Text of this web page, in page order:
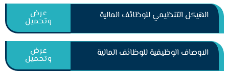
الهيكل التنظيمي للوظائف المالية عرض
وتحميل
الاوصاف الوظيفية للوظائف المالية عرض
وتحميل